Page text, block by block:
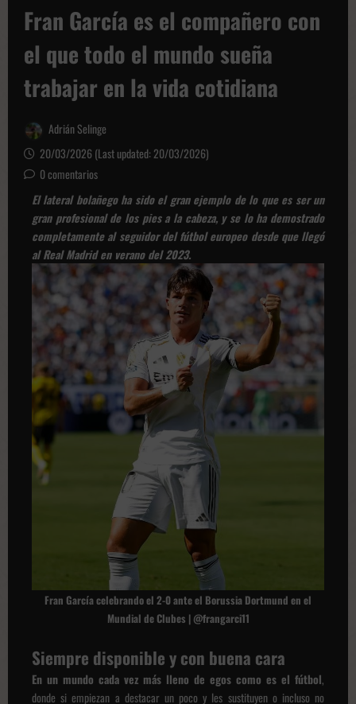
Fran García es el compañero con
el que todo el mundo sueña
trabajar en la vida cotidiana
Adrián Selinge
20/03/2026 (Last updated: 20/03/2026)
0 comentarios
El lateral bolañego ha sido el gran ejemplo de lo que es ser un
gran profesional de los pies a la cabeza, y se lo ha demostrado
completamente al seguidor del fútbol europeo desde que llegó
al Real Madrid en verano del 2023.
Fran García celebrando el 2-0 ante el Borussia Dortmund en el
Mundial de Clubes | @frangarci11
Siempre disponible y con buena cara
En un mundo cada vez más lleno de egos como es el fútbol,
donde si empiezan a destacar un poco y les sustituyen o incluso no